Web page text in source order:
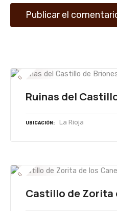
s
Ruinas del
UBICACIÓN La Rioja
Castillo de Zorita